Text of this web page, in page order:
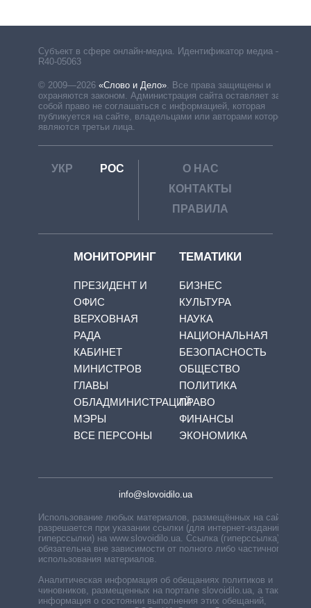
Субъект в сфере онлайн-медиа. Идентификатор медиа –
R40-05063
© 2009—2026 «Слово и Дело». Все права защищены и
охраняются законом. Администрация сайта оставляет за
собой право не соглашаться с информацией, которая
публикуется на сайте, владельцами или авторами которой
являются третьи лица.
УКР РОС
О НАС
КОНТАКТЫ
ПРАВИЛА
МОНИТОРИНГ
ПРЕЗИДЕНТ И
ОФИС
ВЕРХОВНАЯ
РАДА
КАБИНЕТ
МИНИСТРОВ
ГЛАВЫ
ОБЛАДМИНИСТРАЦИЙ
МЭРЫ
ВСЕ ПЕРСОНЫ
ТЕМАТИКИ
БИЗНЕС
КУЛЬТУРА
НАУКА
НАЦИОНАЛЬНАЯ
БЕЗОПАСНОСТЬ
ОБЩЕСТВО
ПОЛИТИКА
ПРАВО
ФИНАНСЫ
ЭКОНОМИКА
info@slovoidilo.ua
Использование любых материалов, размещённых на сайте,
разрешается при указании ссылки (для интернет-изданий —
гиперссылки) на www.slovoidilo.ua. Ссылка (гиперссылка)
обязательна вне зависимости от полного либо частичного
использования материалов.
Аналитическая информация об обещаниях политиков и
чиновников, размещенных на портале slovoidilo.ua, а также
информация о состоянии выполнения этих обещаний,